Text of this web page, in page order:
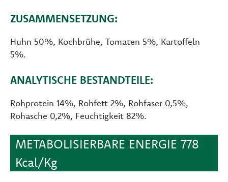
ZUSAMMENSETZUNG:
Huhn 50%, Kochbrühe, Tomaten 5%, Kartoffeln
5%.
ANALYTISCHE BESTANDTEILE:
Rohprotein 14%, Rohfett 2%, Rohfaser 0,5%,
Rohasche 0,2%, Feuchtigkeit 82%.
METABOLISIERBARE ENERGIE 778
Kcal/Kg